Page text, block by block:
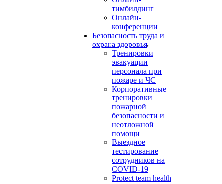
тимбилдинг
Онлайн-
конференции
Безопасность труда и
охрана здоровья
Тренировки
эвакуации
персонала при
пожаре и ЧС
Корпоративные
тренировки
пожарной
безопасности и
неотложной
помощи
Выездное
тестирование
сотрудников на
COVID-19
Protect team health